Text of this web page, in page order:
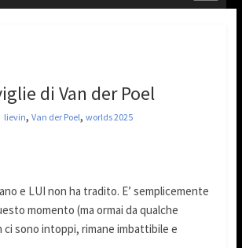
di Van der Poel
lievin, Van der Poel, worlds 2025
e LUI non ha tradito. E’ semplicemente
momento (ma ormai da qualche
ci sono intoppi, rimane imbattibile e